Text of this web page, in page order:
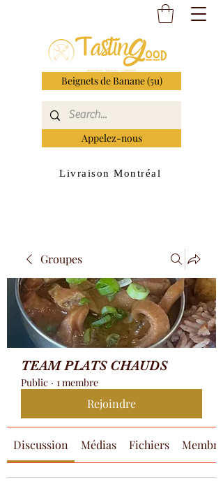
Beignets de Banane (5u)
Appelez-nous
Livraison Montréal
Groupes
TEAM PLATS CHAUDS
Public · 1 membre
Rejoindre
Discussion Médias Fichiers Membres